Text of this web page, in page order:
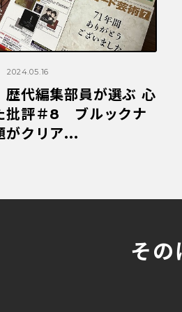
2024.05.16
歴代編集部員が選ぶ 心
批評＃8 ブルックナ
がクリア...
その